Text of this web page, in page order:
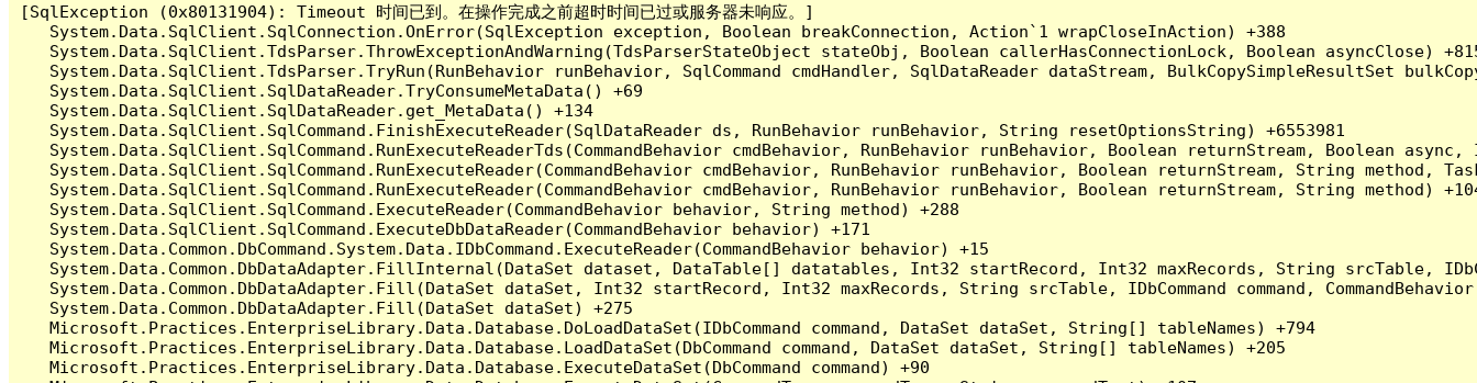
[SqlException (0x80131904): Timeout 时间已到。在操作完成之前超时时间已过或服务器未响应。]
   System.Data.SqlClient.SqlConnection.OnError(SqlException exception, Boolean breakConnection, Action`1 wrapCloseInAction) +388
System.Data.SqlClient.TdsParser.ThrowExceptionAndWarning(TdsParserStateObject stateObj, Boolean callerHasConnectionLock, Boolean asyncClose)
System.Data.SqlClient.TdsParser.TryRun(RunBehavior runBehavior, SqlCommand cmdHandler, SqlDataReader dataStream, BulkCopySimpleResultSet
   System.Data.SqlClient.SqlDataReader.TryConsumeMetaData() +69
   System.Data.SqlClient.SqlDataReader.get_MetaData() +134
   System.Data.SqlClient.SqlCommand.FinishExecuteReader(SqlDataReader ds, RunBehavior runBehavior, String resetOptionsString) +6553981
System.Data.SqlClient.SqlCommand.RunExecuteReaderTds(CommandBehavior cmdBehavior, RunBehavior runBehavior, Boolean returnStream, Boolean
System.Data.SqlClient.SqlCommand.RunExecuteReader(CommandBehavior cmdBehavior, RunBehavior runBehavior, Boolean returnStream, String method,
System.Data.SqlClient.SqlCommand.RunExecuteReader(CommandBehavior cmdBehavior, RunBehavior runBehavior, Boolean returnStream, String method)
   System.Data.SqlClient.SqlCommand.ExecuteReader(CommandBehavior behavior, String method) +288
   System.Data.SqlClient.SqlCommand.ExecuteDbDataReader(CommandBehavior behavior) +171
   System.Data.Common.DbCommand.System.Data.IDbCommand.ExecuteReader(CommandBehavior behavior) +15
System.Data.Common.DbDataAdapter.FillInternal(DataSet dataset, DataTable[] datatables, Int32 startRecord, Int32 maxRecords, String srcTable,
System.Data.Common.DbDataAdapter.Fill(DataSet dataSet, Int32 startRecord, Int32 maxRecords, String srcTable, IDbCommand command,
   System.Data.Common.DbDataAdapter.Fill(DataSet dataSet) +275
   Microsoft.Practices.EnterpriseLibrary.Data.Database.DoLoadDataSet(IDbCommand command, DataSet dataSet, String[] tableNames) +794
   Microsoft.Practices.EnterpriseLibrary.Data.Database.LoadDataSet(DbCommand command, DataSet dataSet, String[] tableNames) +205
   Microsoft.Practices.EnterpriseLibrary.Data.Database.ExecuteDataSet(DbCommand command) +90